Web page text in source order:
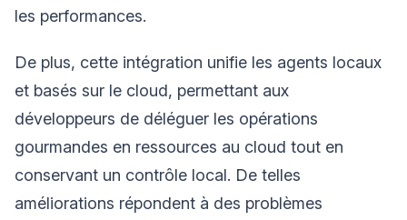
les performances.
De plus, cette intégration unifie les agents locaux
et basés sur le cloud, permettant aux
développeurs de déléguer les opérations
gourmandes en ressources au cloud tout en
conservant un contrôle local. De telles
améliorations répondent à des problèmes